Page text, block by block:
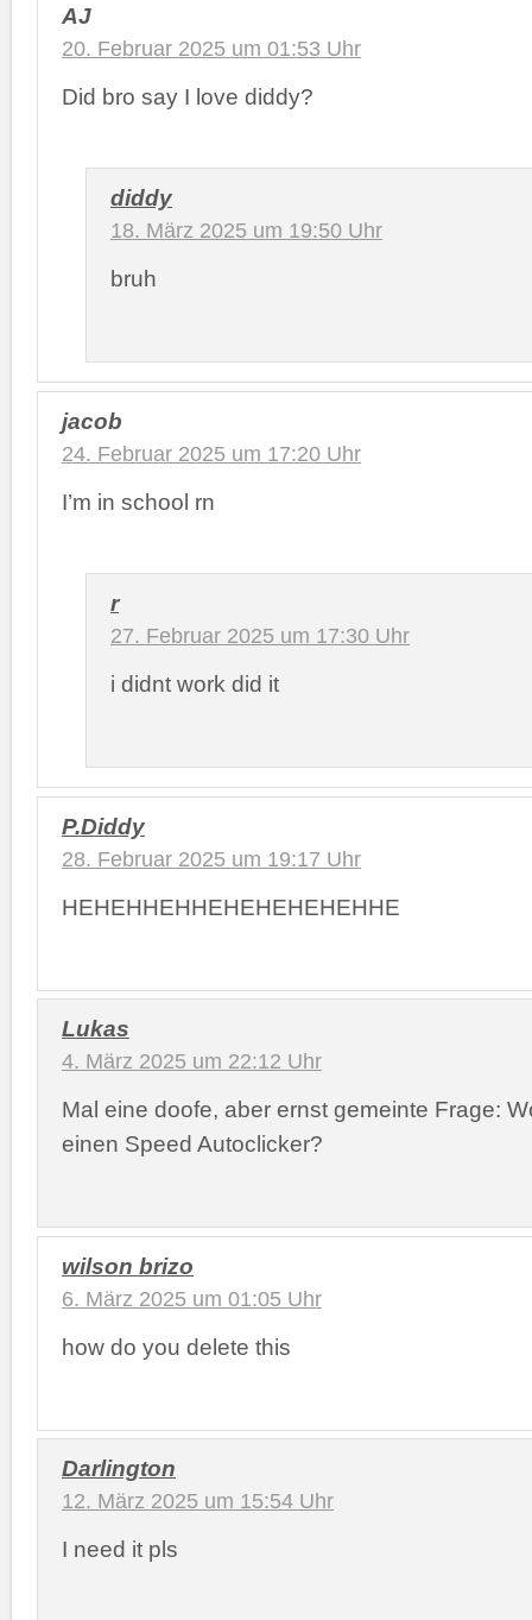
AJ
20. Februar 2025 um 01:53 Uhr
Did bro say I love diddy?
diddy
18. März 2025 um 19:50 Uhr
bruh
jacob
24. Februar 2025 um 17:20 Uhr
I’m in school rn
r
27. Februar 2025 um 17:30 Uhr
i didnt work did it
P.Diddy
28. Februar 2025 um 19:17 Uhr
HEHEHHEHHEHEHEHEHEHHE
Lukas
4. März 2025 um 22:12 Uhr
Mal eine doofe, aber ernst gemeinte Frage:
einen Speed Autoclicker?
wilson brizo
6. März 2025 um 01:05 Uhr
how do you delete this
Darlington
12. März 2025 um 15:54 Uhr
I need it pls